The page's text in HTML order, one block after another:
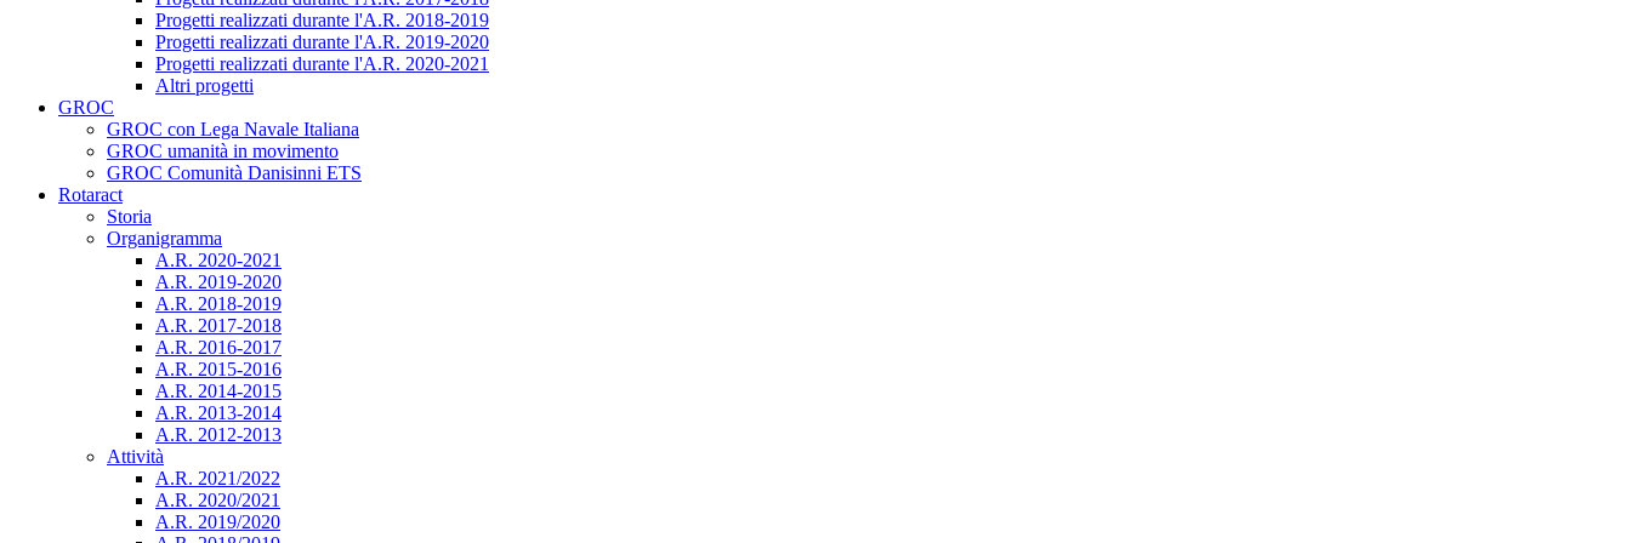
Progetti realizzati durante l'A.R. 2018-2019
Progetti realizzati durante l'A.R. 2019-2020
Progetti realizzati durante l'A.R. 2020-2021
Altri progetti
GROC
GROC con Lega Navale Italiana
GROC umanità in movimento
GROC Comunità Danisinni ETS
Rotaract
Storia
Organigramma
A.R. 2020-2021
A.R. 2019-2020
A.R. 2018-2019
A.R. 2017-2018
A.R. 2016-2017
A.R. 2015-2016
A.R. 2014-2015
A.R. 2013-2014
A.R. 2012-2013
Attività
A.R. 2021/2022
A.R. 2020/2021
A.R. 2019/2020